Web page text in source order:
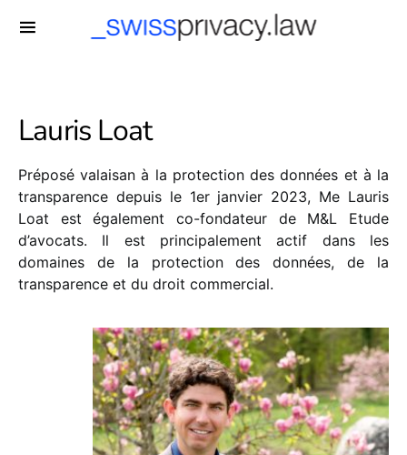
Lauris Loat
Préposé valaisan à la protection des données et à la
transparence depuis le 1er janvier 2023, Me Lauris
Loat est également co-fondateur de M&L Etude
d’avocats. Il est principalement actif dans les
domaines de la protection des données, de la
transparence et du droit commercial.